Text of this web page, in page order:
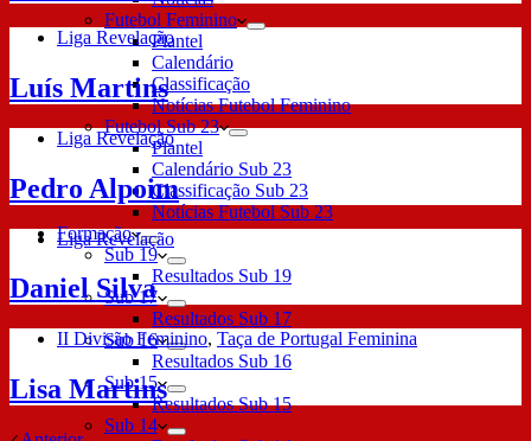
Futebol Feminino
Plantel
Calendário
Classificação
Notícias Futebol Feminino
Futebol Sub 23
Plantel
Calendário Sub 23
Classificação Sub 23
Notícias Futebol Sub 23
Formação
Sub 19
Resultados Sub 19
Sub 17
Resultados Sub 17
Sub 16
Resultados Sub 16
Sub 15
Resultados Sub 15
Sub 14
Liga Revelação
Luís Martins
Liga Revelação
Pedro Alpoim
Liga Revelação
Daniel Silva
II Divisão Feminino, Taça de Portugal Feminina
Lisa Martins